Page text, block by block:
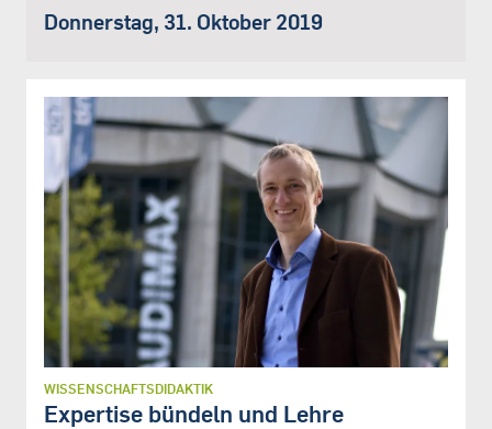
Donnerstag, 31. Oktober 2019
WISSENSCHAFTSDIDAKTIK
Expertise bündeln und Lehre